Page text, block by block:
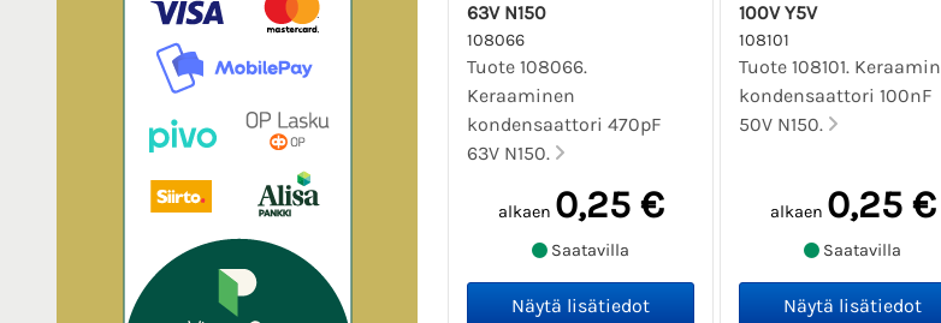
63V N150
108066
Tuote 108066.
Keraaminen
kondensaattori 470pF
63V N150.
alkaen 0,25 €
Saatavilla
100V Y5V
108101
Tuote 108101.
kondensaattori 100nF
50V N150.
alkaen 0,25 €
Saatavilla